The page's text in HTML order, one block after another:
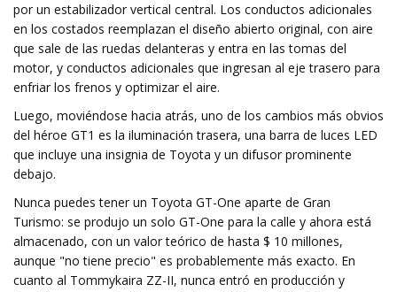
por un estabilizador vertical central. Los conductos adicionales
en los costados reemplazan el diseño abierto original, con aire
que sale de las ruedas delanteras y entra en las tomas del
motor, y conductos adicionales que ingresan al eje trasero para
enfriar los frenos y optimizar el aire.
Luego, moviéndose hacia atrás, uno de los cambios más obvios
del héroe GT1 es la iluminación trasera, una barra de luces LED
que incluye una insignia de Toyota y un difusor prominente
debajo.
Nunca puedes tener un Toyota GT-One aparte de Gran
Turismo: se produjo un solo GT-One para la calle y ahora está
almacenado, con un valor teórico de hasta $ 10 millones,
aunque "no tiene precio" es probablemente más exacto. En
cuanto al Tommykaira ZZ-II, nunca entró en producción y